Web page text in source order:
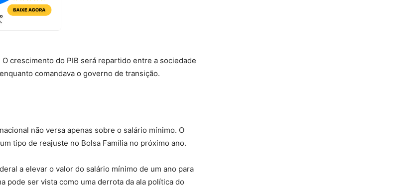
crescimento do PIB será repartido entre a sociedade
comandava o governo de transição.
não versa apenas sobre o salário mínimo. O
tipo de reajuste no Bolsa Família no próximo ano.
a elevar o valor do salário mínimo de um ano para
pode ser vista como uma derrota da ala política do